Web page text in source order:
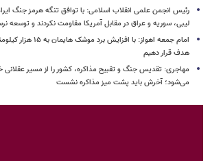
رئیس انجمن علمی انقلاب اسلامی: با توافق تنگه هرمز جنگ
لیبی، سوریه و عراق در مقابل آمریکا مقاومت نکردند و توسعه
امام‌ جمعه اهواز: با
هدف قرار دهیم
مهاجری: تقدیس جنگ و تقبیح مذاکره، کشور را از مسیر
می‌شود؛ آخرش باید پشت میز مذاکره نشست